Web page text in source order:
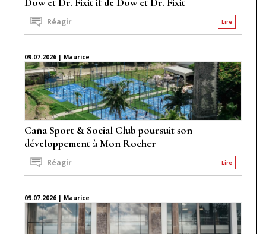
Lire
Réagir
09.07.2026 | Maurice
Caña Sport & Social Club poursuit son
développement à Mon Rocher
Lire
Réagir
09.07.2026 | Maurice